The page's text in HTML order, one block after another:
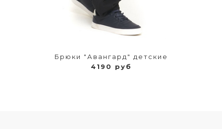
Брюки "Авангард" детские
4190 руб